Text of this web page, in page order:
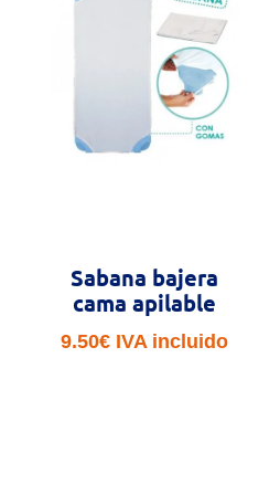
Sabana bajera
cama apilable
9.50€ IVA incluido